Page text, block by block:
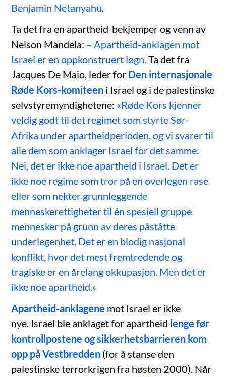
Benjamin Netanyahu
Ta det fra en apartheid-bekjemper og venn av
Nelson Mandela: – Apartheid-anklagen mot
Israel er en oppkonstruert løgn. Ta det fra
Jacques De Maio, leder for Den internasjonale
Røde Kors-komiteen i Israel og i de palestinske
selvstyremyndighetene: «Røde Kors kjenner
veldig godt til det regimet som styrte Sør-
Afrika under apartheidperioden, og vi svarer til
alle dem som anklager Israel for det samme:
Nei, det er ikke noe apartheid i Israel. Det er
ikke noe regime som tror på en overlegen rase
eller som nekter grunnleggende
menneskerettigheter til én spesiell gruppe
mennesker på grunn av deres påståtte
underlegenhet. Det er en blodig nasjonal
konflikt, hvor det mest fremtredende og
tragiske er en årelang okkupasjon. Men det er
ikke noe apartheid.»
Apartheid-anklagene mot Israel er ikke
nye. Israel ble anklaget for apartheid lenge før
kontrollpostene og sikkerhetsbarrieren kom
opp på Vestbredden (for å stanse den
palestinske terrorkrigen fra høsten 2000). Når